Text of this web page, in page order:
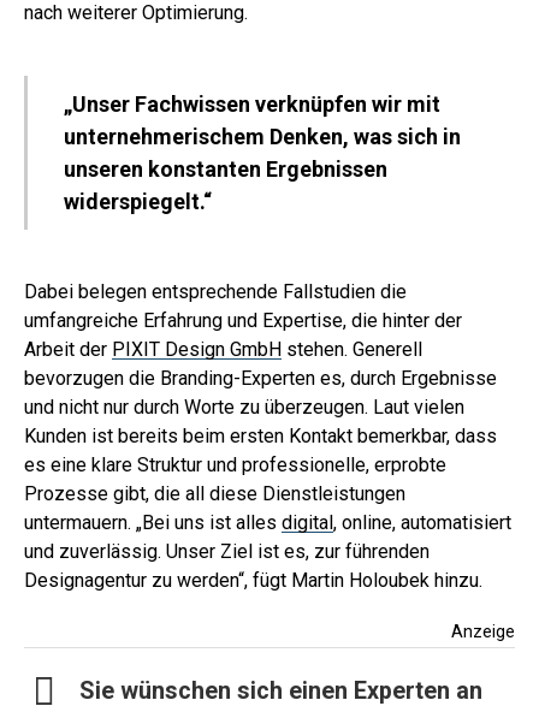
nach weiterer Optimierung.
„Unser Fachwissen verknüpfen wir mit
unternehmerischem Denken, was sich in
unseren konstanten Ergebnissen
widerspiegelt.“
Dabei belegen entsprechende Fallstudien die
umfangreiche Erfahrung und Expertise, die hinter der
Arbeit der PIXIT Design GmbH stehen. Generell
bevorzugen die Branding-Experten es, durch Ergebnisse
und nicht nur durch Worte zu überzeugen. Laut vielen
Kunden ist bereits beim ersten Kontakt bemerkbar, dass
es eine klare Struktur und professionelle, erprobte
Prozesse gibt, die all diese Dienstleistungen
untermauern. „Bei uns ist alles digital, online, automatisiert
und zuverlässig. Unser Ziel ist es, zur führenden
Designagentur zu werden“, fügt Martin Holoubek hinzu.
Anzeige
Sie wünschen sich einen Experten an